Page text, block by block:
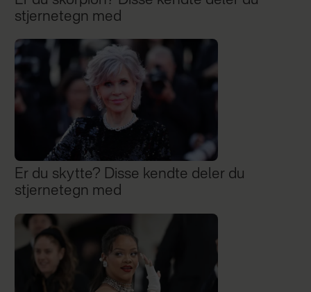
stjernetegn med
Er du skytte? Disse kendte deler du
stjernetegn med